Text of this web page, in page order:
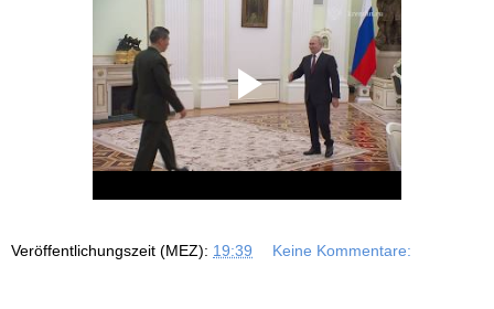
Veröffentlichungszeit (MEZ): 19:39 Keine Kommentare: